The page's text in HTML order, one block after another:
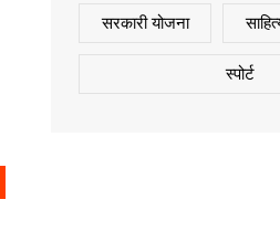
सरकारी योजना
स्पोर्ट